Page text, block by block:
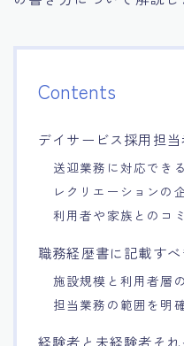
Contents
デイサービス採用担
送迎業務に対応でき
レクリエーションの
利用者や家族とのコ
職務経歴書に記載す
施設規模と利用者層
担当業務の範囲を明
経験者と未経験者そ